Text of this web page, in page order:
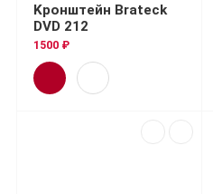
Kронштейн Brateck
DVD 212
1500 ₽